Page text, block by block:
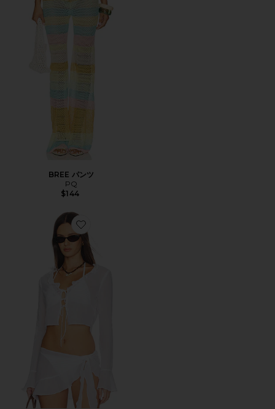
BREE パンツ
PQ
$144
Favorite PACIFICA トップ